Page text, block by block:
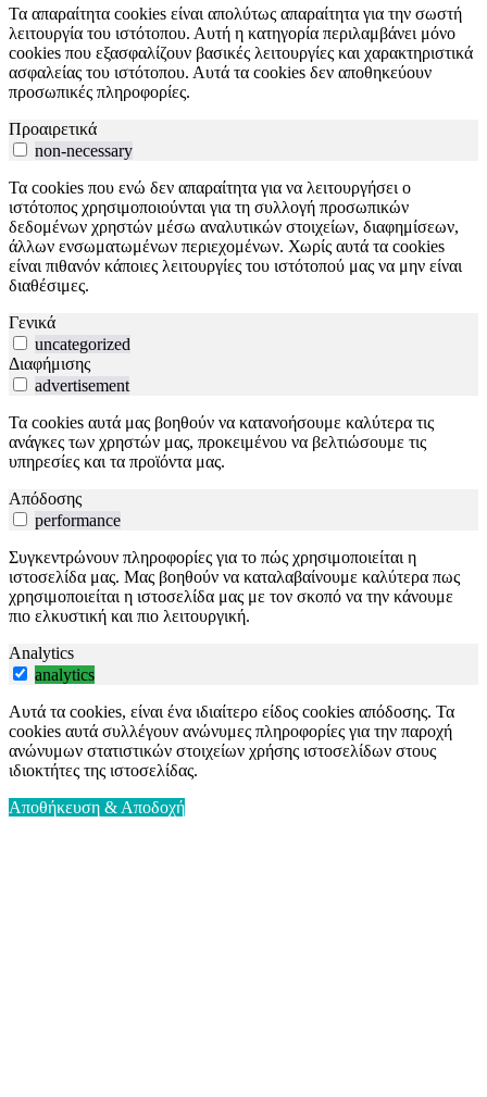
Τα απαραίτητα cookies είναι απολύτως απαραίτητα για την σωστή
λειτουργία του ιστότοπου. Αυτή η κατηγορία περιλαμβάνει μόνο
cookies που εξασφαλίζουν βασικές λειτουργίες και χαρακτηριστικά
ασφαλείας του ιστότοπου. Αυτά τα cookies δεν αποθηκεύουν
προσωπικές πληροφορίες.
Προαιρετικά
non-necessary
Τα cookies που ενώ δεν απαραίτητα για να λειτουργήσει ο
ιστότοπος χρησιμοποιούνται για τη συλλογή προσωπικών
δεδομένων χρηστών μέσω αναλυτικών στοιχείων, διαφημίσεων,
άλλων ενσωματωμένων περιεχομένων. Χωρίς αυτά τα cookies
είναι πιθανόν κάποιες λειτουργίες του ιστότοπού μας να μην είναι
διαθέσιμες.
Γενικά
uncategorized
Διαφήμισης
advertisement
Τα cookies αυτά μας βοηθούν να κατανοήσουμε καλύτερα τις
ανάγκες των χρηστών μας, προκειμένου να βελτιώσουμε τις
υπηρεσίες και τα προϊόντα μας.
Απόδοσης
performance
Συγκεντρώνουν πληροφορίες για το πώς χρησιμοποιείται η
ιστοσελίδα μας. Μας βοηθούν να καταλαβαίνουμε καλύτερα πως
χρησιμοποιείται η ιστοσελίδα μας με τον σκοπό να την κάνουμε
πιο ελκυστική και πιο λειτουργική.
Analytics
analytics
Αυτά τα cookies, είναι ένα ιδιαίτερο είδος cookies απόδοσης. Τα
cookies αυτά συλλέγουν ανώνυμες πληροφορίες για την παροχή
ανώνυμων στατιστικών στοιχείων χρήσης ιστοσελίδων στους
ιδιοκτήτες της ιστοσελίδας.
Αποθήκευση & Αποδοχή